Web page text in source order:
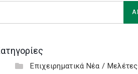
Επιχειρηματικά Νέα / Μελέτες